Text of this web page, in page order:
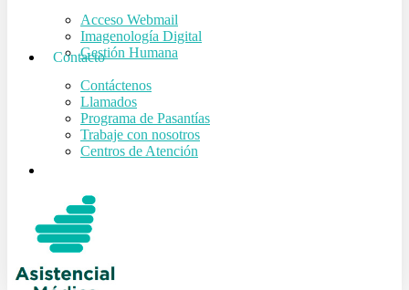
Acceso Webmail
Imagenología Digital
Gestión Humana
Contacto
Contáctenos
Llamados
Programa de Pasantías
Trabaje con nosotros
Centros de Atención